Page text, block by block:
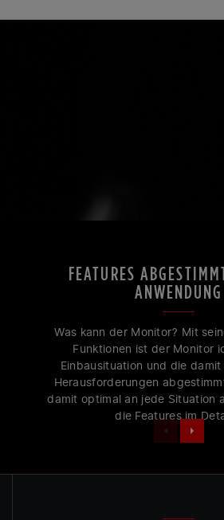
FEATURES
ANWENDUNG
Was kann der Monitor? Mit
Funktionen ist der Monitor
Einbausituation und die
Herausforderungen
damit optimal an jede Situation
die Features im